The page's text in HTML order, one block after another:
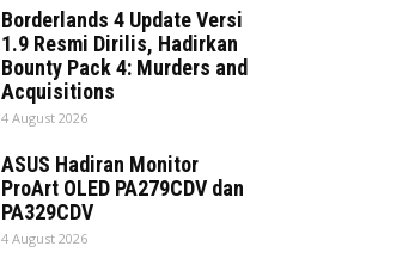
Borderlands 4 Update Versi
1.9 Resmi Dirilis, Hadirkan
Bounty Pack 4: Murders and
Acquisitions
4 August 2026
ASUS Hadiran Monitor
ProArt OLED PA279CDV dan
PA329CDV
4 August 2026